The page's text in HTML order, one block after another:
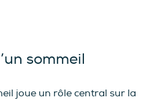
sommeil
joue un rôle central sur la